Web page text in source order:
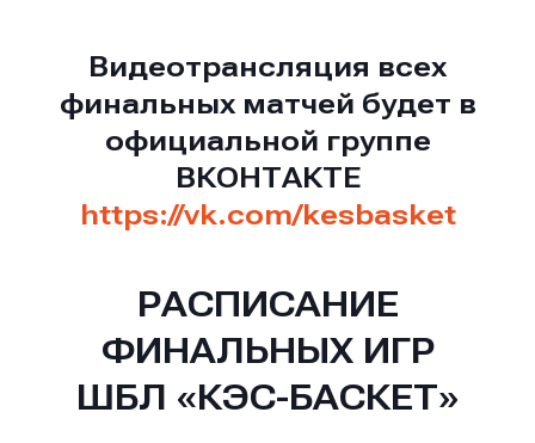
Видеотрансляция всех
финальных матчей будет в
официальной группе
ВКОНТАКТЕ
https://vk.com/kesbasket
РАСПИСАНИЕ
ФИНАЛЬНЫХ ИГР
ШБЛ «КЭС-БАСКЕТ»